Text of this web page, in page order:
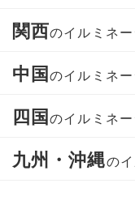
関西のイルミネ
中国のイルミネ
四国のイルミネ
九州・沖縄の